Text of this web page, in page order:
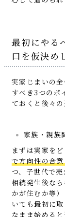
最初にやる
口を仮決め
実家じまいの
すべき3つのポ
ておくと後々
家族・親族
まずは実家をど
で方向性の合
つ、子世代で
相続発生後な
かが住むか等
いても最初に
なまま始める